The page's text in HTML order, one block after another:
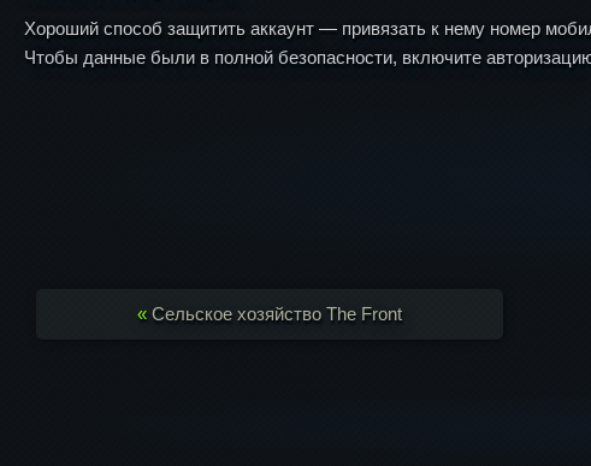
Хороший способ защитить аккаунт — привязать к нему номер
Чтобы данные были в полной безопасности, включите
«Сельское хозяйство The Front